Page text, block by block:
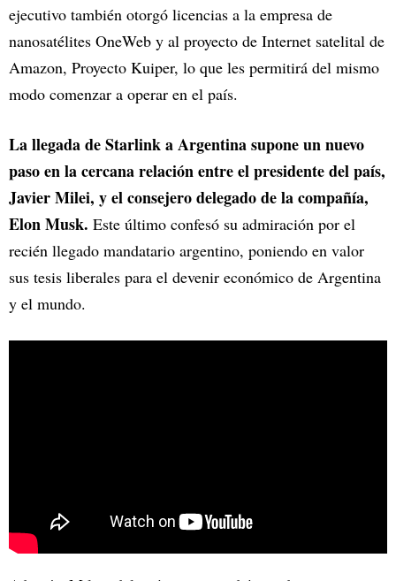
ejecutivo también otorgó licencias a la empresa de
nanosatélites OneWeb y al proyecto de Internet satelital de
Amazon, Proyecto Kuiper, lo que les permitirá del mismo
modo comenzar a operar en el país.
La llegada de Starlink a Argentina supone un nuevo
paso en la cercana relación entre el presidente del país,
Javier Milei, y el consejero delegado de la compañía,
Elon Musk. Este último confesó su admiración por el
recién llegado mandatario argentino, poniendo en valor
sus tesis liberales para el devenir económico de Argentina
y el mundo.